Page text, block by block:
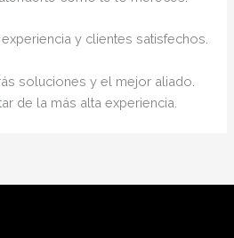
y clientes satisfechos.
soluciones y el mejor aliado.
de la más alta experiencia.